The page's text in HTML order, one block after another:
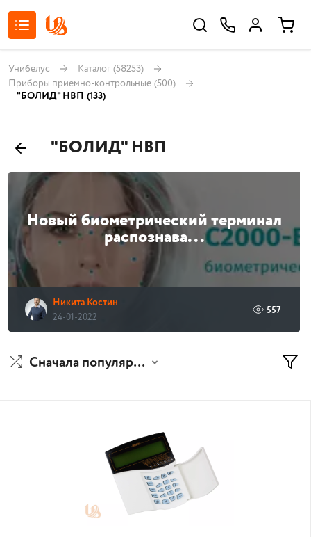
Унибелус Каталог (58253)
Приборы приемно-контрольные (500)
"БОЛИД" НВП (133)
"БОЛИД" НВП
Новый биометрический терминал
распознава...
Никита Костин
24-01-2022
557
Сначала популярные